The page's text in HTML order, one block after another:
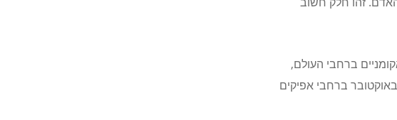
ברחבי העולם,
וכמו כן עם כנסיות מקומיות וקהילות אמונה. היא מתחילה ב-14 באוקטובר ברחבי אפיקים